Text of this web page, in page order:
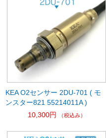
KEA O2センサー 2DU-701 ( モ
ンスター821 55214011A )
10,300円
（税込み）